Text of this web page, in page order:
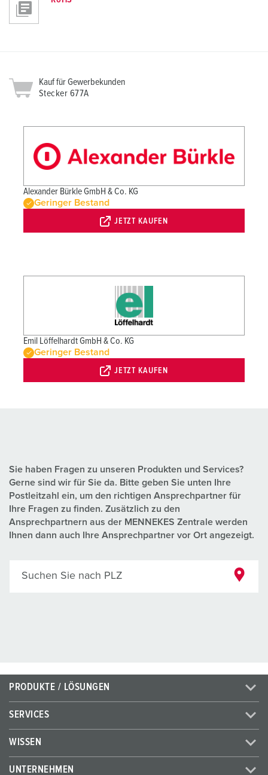
Kauf für Gewerbekunden
Stecker 677A
Alexander Bürkle GmbH & Co. KG
Geringer Bestand
JETZT KAUFEN
Emil Löffelhardt GmbH & Co. KG
Geringer Bestand
JETZT KAUFEN
Sie haben Fragen zu unseren Produkten und Services?
Gerne sind wir für Sie da. Bitte geben Sie unten Ihre
Postleitzahl ein, um den richtigen Ansprechpartner für
Ihre Fragen zu finden. Zusätzlich zu den
Ansprechpartnern aus der MENNEKES Zentrale werden
Ihnen dann auch Ihre Ansprechpartner vor Ort angezeigt.
Suchen Sie nach PLZ
PRODUKTE / LÖSUNGEN
SERVICES
WISSEN
UNTERNEHMEN